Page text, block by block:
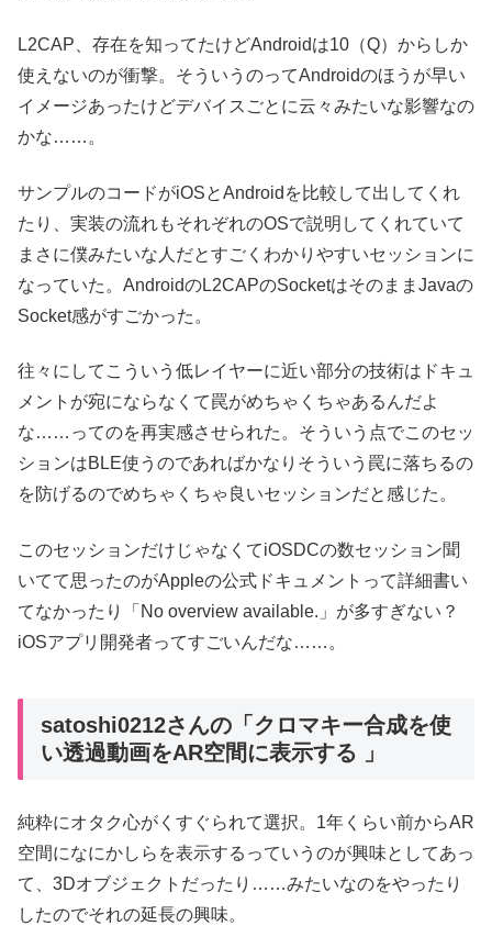
L2CAP、存在を知ってたけどAndroidは10（Q）からしか
使えないのが衝撃。そういうのってAndroidのほうが早い
イメージあったけどデバイスごとに云々みたいな影響なの
かな……。
サンプルのコードがiOSとAndroidを比較して出してくれ
たり、実装の流れもそれぞれのOSで説明してくれていて
まさに僕みたいな人だとすごくわかりやすいセッションに
なっていた。AndroidのL2CAPのSocketはそのままJavaの
Socket感がすごかった。
往々にしてこういう低レイヤーに近い部分の技術はドキュ
メントが宛にならなくて罠がめちゃくちゃあるんだよ
な……ってのを再実感させられた。そういう点でこのセッ
ションはBLE使うのであればかなりそういう罠に落ちるの
を防げるのでめちゃくちゃ良いセッションだと感じた。
このセッションだけじゃなくてiOSDCの数セッション聞
いてて思ったのがAppleの公式ドキュメントって詳細書い
てなかったり「No overview available.」が多すぎない？
iOSアプリ開発者ってすごいんだな……。
satoshi0212さんの「クロマキー合成を使
い透過動画をAR空間に表示する 」
純粋にオタク心がくすぐられて選択。1年くらい前からAR
空間になにかしらを表示するっていうのが興味としてあっ
て、3Dオブジェクトだったり……みたいなのをやったり
したのでそれの延長の興味。